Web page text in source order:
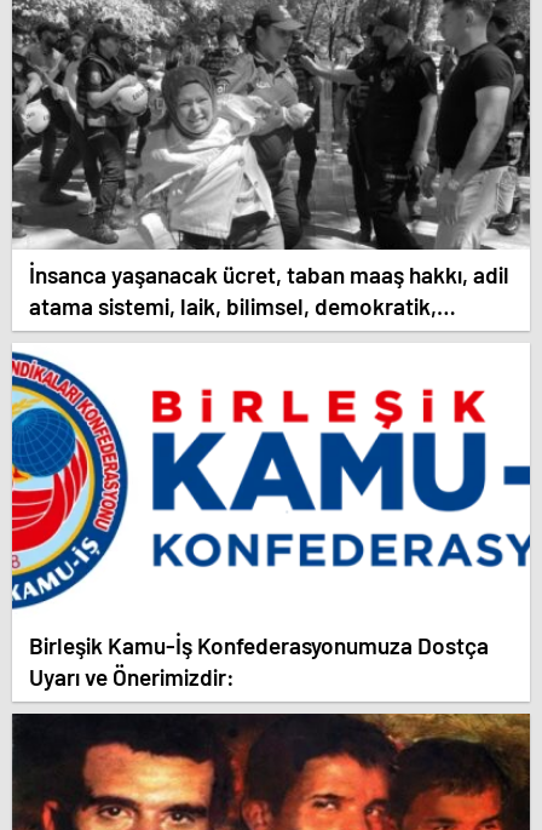
İnsanca yaşanacak ücret, taban maaş hakkı, adil
atama sistemi, laik, bilimsel, demokratik,
parasız bir eğitim sistemi sağlanana dek
mücadelemizi sürdüreceğiz.
Birleşik Kamu-İş Konfederasyonumuza Dostça
Uyarı ve Önerimizdir: